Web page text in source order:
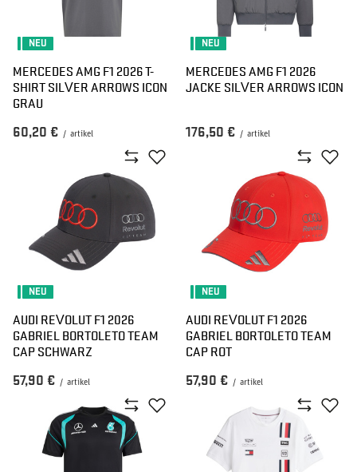
NEU
MERCEDES AMG F1 2026 T-
SHIRT SILVER ARROWS ICON
GRAU
60,20 € / artikel
NEU
MERCEDES AMG F1 2026
JACKE SILVER ARROWS ICON
176,50 € / artikel
NEU
AUDI REVOLUT F1 2026
GABRIEL BORTOLETO TEAM
CAP SCHWARZ
57,90 € / artikel
NEU
AUDI REVOLUT F1 2026
GABRIEL BORTOLETO TEAM
CAP ROT
57,90 € / artikel